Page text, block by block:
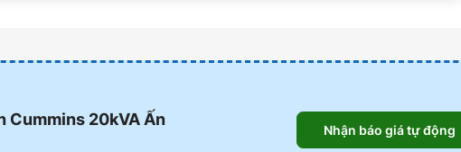
Cummins 20kVA Ấn
Nhận báo giá tự động